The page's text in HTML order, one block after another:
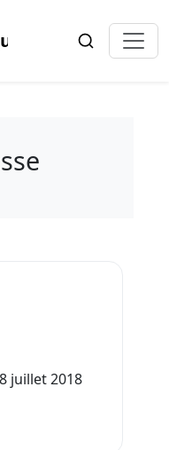
oubliée
juillet 2018